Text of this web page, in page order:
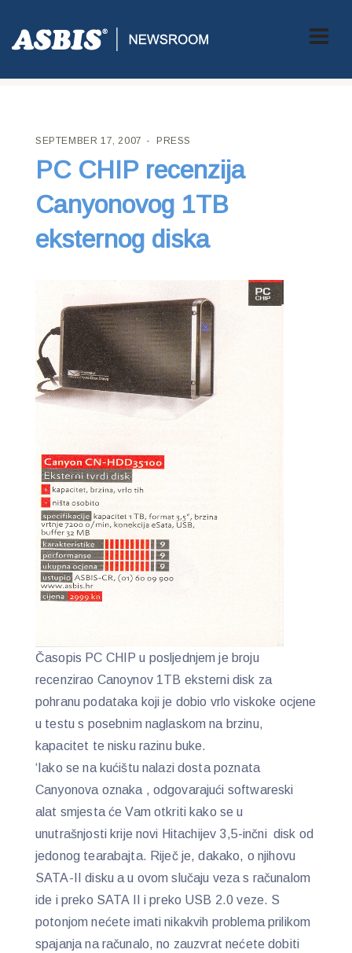
ASBIS CROATIA>PRESS> PC CHIP RECENZIJA CANYONOVOG
1TB EKSTERNOG DISKA
SEPTEMBER 17, 2007 PRESS
PC CHIP recenzija
Canyonovog 1TB
eksternog diska
Časopis PC CHIP u posljednjem je broju
recenzirao Canoynov 1TB eksterni disk za
pohranu podataka koji je dobio vrlo viskoke ocjene
u testu s posebnim naglaskom na brzinu,
kapacitet te nisku razinu buke.
‘Iako se na kućištu nalazi dosta poznata
Canyonova oznaka , odgovarajući softwareski
alat smjesta će Vam otkriti kako se u
unutrašnjosti krije novi Hitachijev 3,5-inčni disk od
jedonog tearabajta. Riječ je, dakako, o njihovu
SATA-II disku a u ovom slučaju veza s računalom
ide i preko SATA II i preko USB 2.0 veze. S
potonjom nećete imati nikakvih problema prilikom
spajanja na računalo, no zauzvrat nećete dobiti